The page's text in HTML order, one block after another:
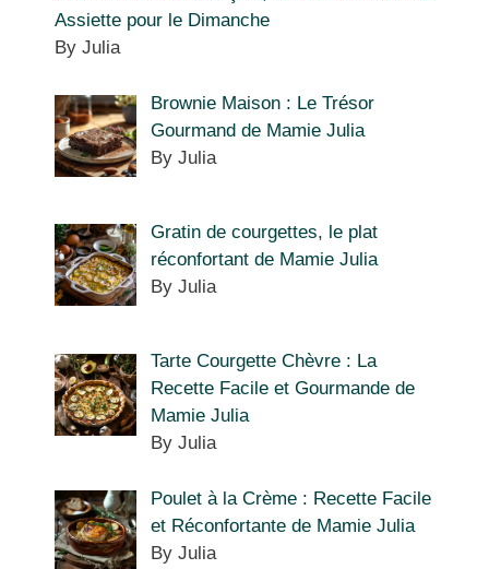
Assiette pour le Dimanche
By Julia
Brownie Maison : Le Trésor
Gourmand de Mamie Julia
By Julia
Gratin de courgettes, le plat
réconfortant de Mamie Julia
By Julia
Tarte Courgette Chèvre : La
Recette Facile et Gourmande de
Mamie Julia
By Julia
Poulet à la Crème : Recette Facile
et Réconfortante de Mamie Julia
By Julia